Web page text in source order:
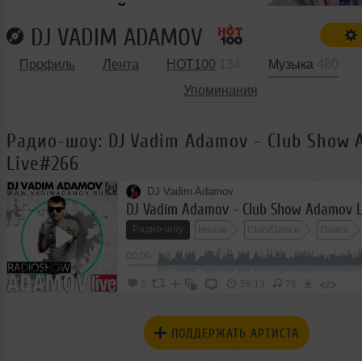
DJ VADIM ADAMOV
Профиль Лента HOT100 Музыка
Упоминания
Радио-шоу: DJ Vadim Adamov - Club Show
Live#266
DJ Vadim Adamov
DJ Vadim Adamov - Club Show Adamov
Радио-шоу House Club/Dance Dance
5 59:13 76 </>
ПОДДЕРЖАТЬ АРТИСТА